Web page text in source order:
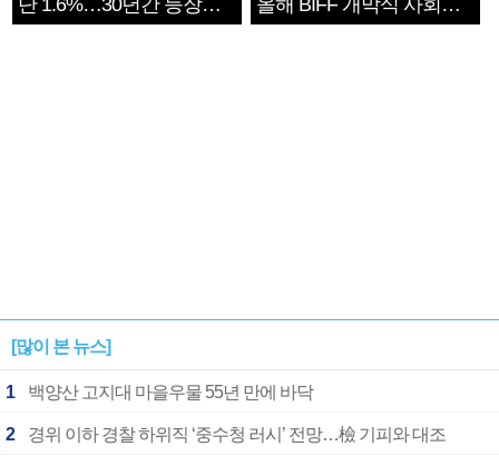
단 1.6%…30년간 등장
1182개팀 전수조사
올해 BIFF 개막식 사회자
확정
[많이 본 뉴스]
1 백양산 고지대 마을우물 55년 만에 바닥
2 경위 이하 경찰 하위직 ‘중수청 러시’ 전망…檢 기피와 대조